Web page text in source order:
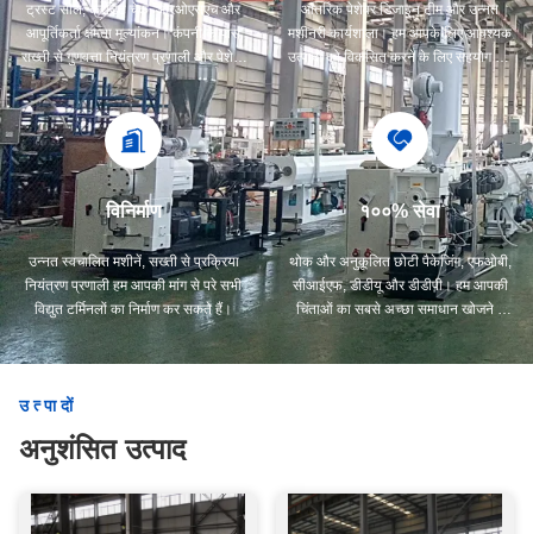
ट्रस्ट सील, क्रेडिट चेक, आरओएसएच और
आपूर्तिकर्ता क्षमता मूल्यांकन। कंपनी के पास
सख्ती से गुणवत्ता नियंत्रण प्रणाली और पेशेवर
परीक्षण प्रयोगशाला है।
आंतरिक पेशेवर डिजाइन टीम और उन्नत
मशीनरी कार्यशाला। हम आपके लिए आवश्यक
उत्पादों को विकसित करने के लिए सहयोग कर
सकते हैं।
विनिर्माण
उन्नत स्वचालित मशीनें, सख्ती से प्रक्रिया
नियंत्रण प्रणाली हम आपकी मांग से परे सभी
विद्युत टर्मिनलों का निर्माण कर सकते हैं।
१००% सेवा
थोक और अनुकूलित छोटी पैकेजिंग, एफओबी,
सीआईएफ, डीडीयू और डीडीपी। हम आपकी
चिंताओं का सबसे अच्छा समाधान खोजने में
आपकी सहायता करेंगे।
उत्पादों
अनुशंसित उत्पाद